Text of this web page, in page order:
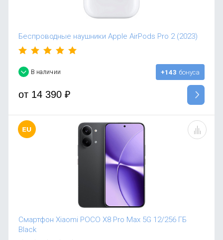
Беспроводные наушники Apple AirPods Pro 2 (2023)
В наличии +143 бонуса
от14 390 ₽
Смартфон Xiaomi POCO X8 Pro Max 5G 12/256 ГБ
Black